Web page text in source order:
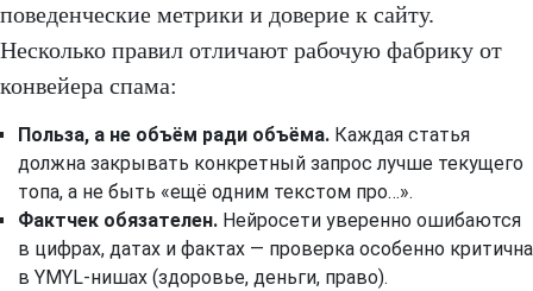
поведенческие метрики и доверие к сайту.
Несколько правил отличают рабочую фабрику от
конвейера спама:
Польза, а не объём ради объёма. Каждая статья
должна закрывать конкретный запрос лучше текущего
топа, а не быть «ещё одним текстом про…».
Фактчек обязателен. Нейросети уверенно ошибаются
в цифрах, датах и фактах — проверка особенно критична
в YMYL-нишах (здоровье, деньги, право).